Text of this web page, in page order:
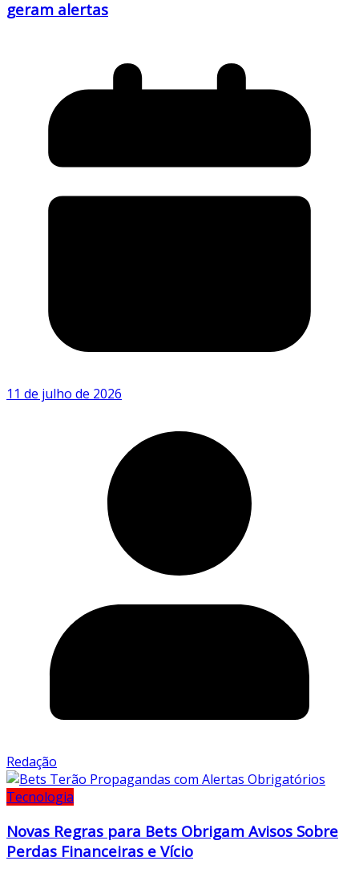
geram alertas
11 de julho de 2026
Redação
Tecnologia
Novas Regras para Bets Obrigam Avisos Sobre
Perdas Financeiras e Vício